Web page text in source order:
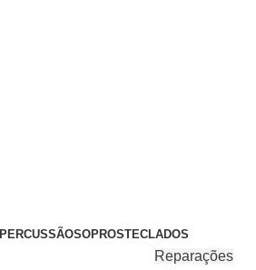
PERCUSSÃOSOPROSTECLADOS
Reparações